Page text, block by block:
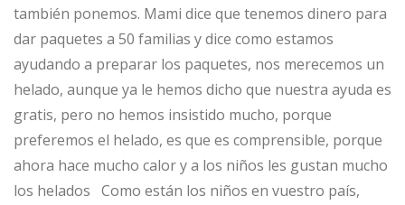
también ponemos. Mami dice que tenemos dinero para
dar paquetes a 50 familias y dice como estamos
ayudando a preparar los paquetes, nos merecemos un
helado, aunque ya le hemos dicho que nuestra ayuda es
gratis, pero no hemos insistido mucho, porque
preferemos el helado, es que es comprensible, porque
ahora hace mucho calor y a los niños les gustan mucho
los helados Como están los niños en vuestro país,